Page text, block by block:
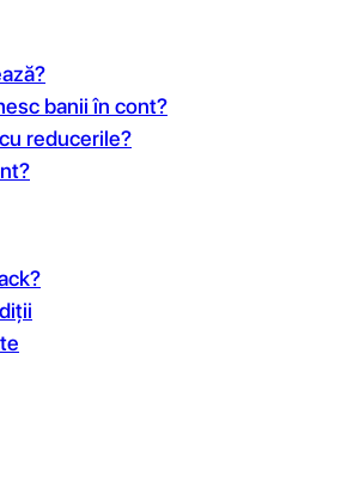
banii în cont?
reducerile?